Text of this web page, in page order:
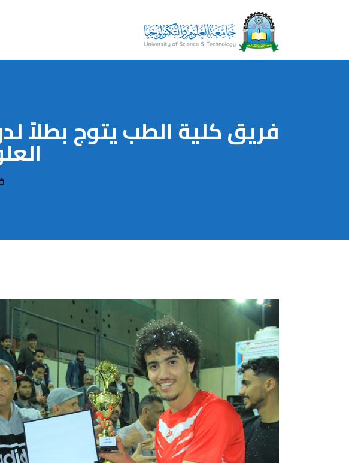
فريق كلية الطب يتوج بطلاً